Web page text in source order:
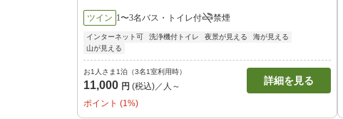
ツイン 1〜3名バス・トイレ付 禁煙
インターネット可 洗浄機付トイレ 夜景が見える
海が見える
山が見える
お1人さま1泊（3名1室利用時）
11,000 円 (税込)／人～ 詳細を見る
ポイント (1%)